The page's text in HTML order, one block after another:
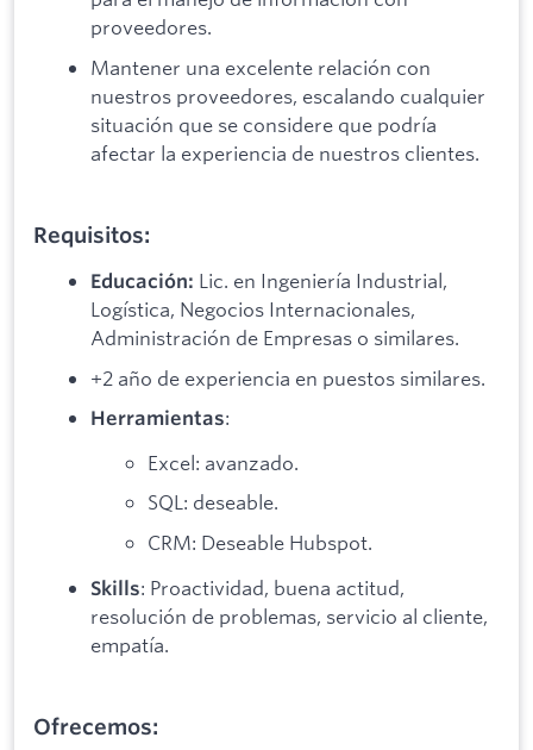
proveedores.
Mantener una excelente relación con
nuestros proveedores, escalando cualquier
situación que se considere que podría
afectar la experiencia de nuestros clientes.
Requisitos:
Educación: Lic. en Ingeniería Industrial,
Logística, Negocios Internacionales,
Administración de Empresas o similares.
+2 año de experiencia en puestos similares.
Herramientas:
Excel: avanzado.
SQL: deseable.
CRM: Deseable Hubspot.
Skills: Proactividad, buena actitud,
resolución de problemas, servicio al cliente,
empatía.
Ofrecemos: